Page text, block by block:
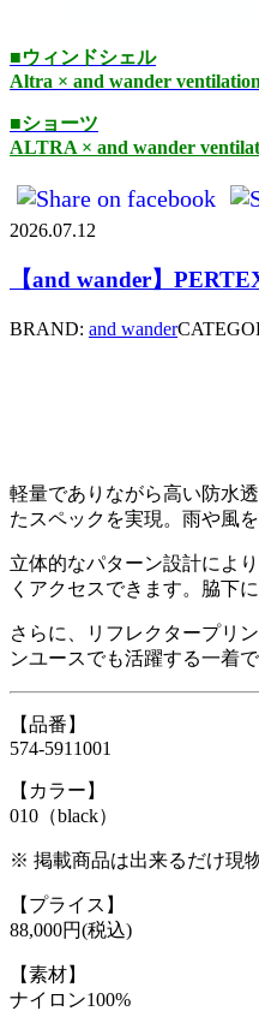
■ウィンドシェル
Altra × and wander
■ショーツ
ALTRA × and wander
2026.07.12
【and wander】
BRAND: and wander
軽量でありながら高い防水
たスペックを実現。雨や風
立体的なパターン設計によ
くアクセスできます。脇下
さらに、リフレクタープリ
ンユースでも活躍する一着で
【品番】
574-5911001
【カラー】
010（black）
※ 掲載商品は出来るだけ現
【プライス】
88,000円(税込)
【素材】
ナイロン100%